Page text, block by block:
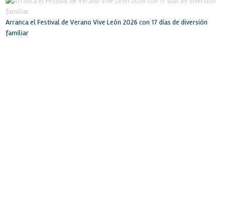
Arranca el Festival de Verano Vive León 2026 con 17 días de diversión
familiar